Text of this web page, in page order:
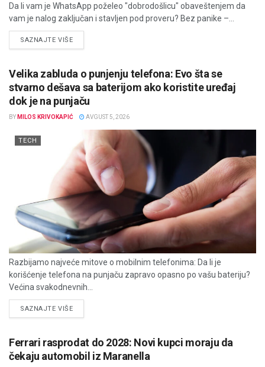
Da li vam je WhatsApp poželeo "dobrodošlicu" obaveštenjem da
vam je nalog zaključan i stavljen pod proveru? Bez panike –...
SAZNAJTE VIŠEDETAILS
Velika zabluda o punjenju telefona: Evo šta se
stvarno dešava sa baterijom ako koristite uređaj
dok je na punjaču
BY MILOS KRIVOKAPIĆ AVGUST 5, 2026
TECH
Razbijamo najveće mitove o mobilnim telefonima: Da li je
korišćenje telefona na punjaču zapravo opasno po vašu bateriju?
Većina svakodnevnih...
SAZNAJTE VIŠEDETAILS
Ferrari rasprodat do 2028: Novi kupci moraju da
čekaju automobil iz Maranella